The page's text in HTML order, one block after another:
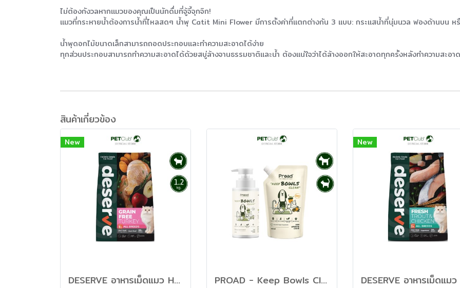
ไม่ต้องกังวลหากแมวของคุณเป็นนักดื่มที่จู้จี้จุกจิก!
แมวที่กระหายน้ำต้องการน้ำที่ไหลสดๆ น้ำพุ Catit Mini Flower มีการตั้งค่าที่แตกต่างกัน 3 แบบ: กระแสน้ำที่นุ่มนวล ฟองด้านบน ห
น้ำพุดอกไม้ขนาดเล็กสามารถถอดประกอบและทำความสะอาดได้ง่าย
ทุกส่วนประกอบสามารถทำความสะอาดได้ด้วยสบู่ล้างจานธรรมชาติและน้ำ ต้องแน่ใจว่าได้ล้างออกให้สะอาดทุกครั้งหลังทำความสะอาด
สินค้าเกี่ยวข้อง
New
DESERVE อาหารเม็ดแมว Holistic Grain Free สูตร PROAD - Keep Bowls Clean - น้ำยาล้างจาน และภาชนะสัตว์เลี้ยง
New